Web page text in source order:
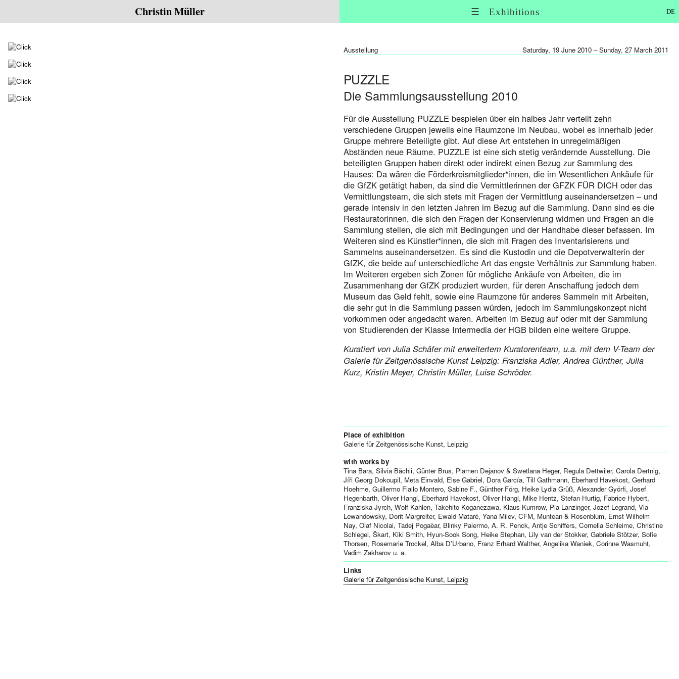
Christin Müller ☰ Exhibitions DE
Ausstellung Saturday, 19 June 2010 – Sunday, 27 March 2011
PUZZLE
Die Sammlungsausstellung 2010
Für die Ausstellung PUZZLE bespielen über ein halbes Jahr verteilt zehn
verschiedene Gruppen jeweils eine Raumzone im Neubau, wobei es innerhalb jeder
Gruppe mehrere Beteiligte gibt. Auf diese Art entstehen in unregelmäßigen
Abständen neue Räume. PUZZLE ist eine sich stetig verändernde Ausstellung. Die
beteiligten Gruppen haben direkt oder indirekt einen Bezug zur Sammlung des
Hauses: Da wären die Förderkreismitglieder*innen, die im Wesentlichen Ankäufe für
die GfZK getätigt haben, da sind die Vermittlerinnen der GFZK FÜR DICH oder das
Vermittlungsteam, die sich stets mit Fragen der Vermittlung auseinandersetzen – und
gerade intensiv in den letzten Jahren im Bezug auf die Sammlung. Dann sind es die
Restauratorinnen, die sich den Fragen der Konservierung widmen und Fragen an die
Sammlung stellen, die sich mit Bedingungen und der Handhabe dieser befassen. Im
Weiteren sind es Künstler*innen, die sich mit Fragen des Inventarisierens und
Sammelns auseinandersetzen. Es sind die Kustodin und die Depotverwalterin der
GfZK, die beide auf unterschiedliche Art das engste Verhältnis zur Sammlung haben.
Im Weiteren ergeben sich Zonen für mögliche Ankäufe von Arbeiten, die im
Zusammenhang der GfZK produziert wurden, für deren Anschaffung jedoch dem
Museum das Geld fehlt, sowie eine Raumzone für anderes Sammeln mit Arbeiten,
die sehr gut in die Sammlung passen würden, jedoch im Sammlungskonzept nicht
vorkommen oder angedacht waren. Arbeiten im Bezug auf oder mit der Sammlung
von Studierenden der Klasse Intermedia der HGB bilden eine weitere Gruppe.
Kuratiert von Julia Schäfer mit erweitertem Kuratorenteam, u.a. mit dem V-Team der
Galerie für Zeitgenössische Kunst Leipzig: Franziska Adler, Andrea Günther, Julia
Kurz, Kristin Meyer, Christin Müller, Luise Schröder.
Place of exhibition
Galerie für Zeitgenössische Kunst, Leipzig
with works by
Tina Bara, Silvia Bächli, Günter Brus, Plamen Dejanov & Swetlana Heger, Regula Dettwiler, Carola Dertnig,
Jíři Georg Dokoupil, Meta Einvald, Else Gabriel, Dora García, Till Gathmann, Eberhard Havekost, Gerhard
Hoehme, Guillermo Fiallo Montero, Sabine F., Günther Förg, Heike Lydia Grüß, Alexander Györfi, Josef
Hegenbarth, Oliver Hangl, Eberhard Havekost, Oliver Hangl, Mike Hentz, Stefan Hurtig, Fabrice Hybert,
Franziska Jyrch, Wolf Kahlen, Takehito Koganezawa, Klaus Kumrow, Pia Lanzinger, Jozef Legrand, Via
Lewandowsky, Dorit Margreiter, Ewald Mataré, Yana Milev, CFM, Muntean & Rosenblum, Ernst Wilhelm
Nay, Olaf Nicolai, Tadej Pogaèar, Blinky Palermo, A. R. Penck, Antje Schiffers, Cornelia Schleime, Christine
Schlegel, Škart, Kiki Smith, Hyun-Sook Song, Heike Stephan, Lily van der Stokker, Gabriele Stötzer, Sofie
Thorsen, Rosemarie Trockel, Alba D'Urbano, Franz Erhard Walther, Angelika Waniek, Corinne Wasmuht,
Vadim Zakharov u. a.
Links
Galerie für Zeitgenössische Kunst, Leipzig